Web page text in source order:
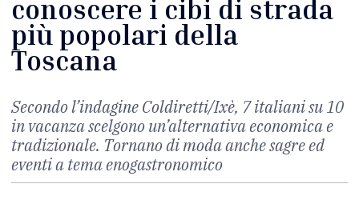
conoscere i cibi di strada
più popolari della
Toscana
Secondo l’indagine Coldiretti/Ixè, 7 italiani su 10
in vacanza scelgono un’alternativa economica e
tradizionale. Tornano di moda anche sagre ed
eventi a tema enogastronomico